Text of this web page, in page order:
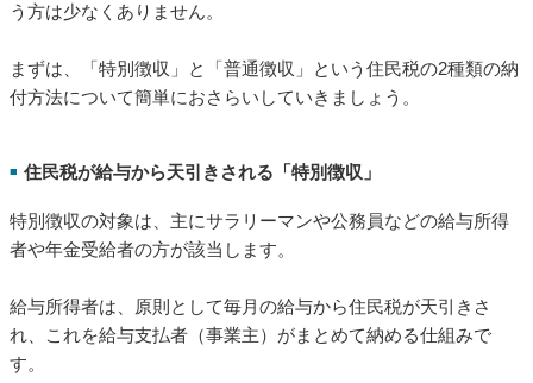
う方は少なくありません。
まずは、「特別徴収」と「普通徴収」という住民税の2種類の納
付方法について簡単におさらいしていきましょう。
■ 住民税が給与から天引きされる「特別徴収」
特別徴収の対象は、主にサラリーマンや公務員などの給与所得
者や年金受給者の方が該当します。
給与所得者は、原則として毎月の給与から住民税が天引きさ
れ、これを給与支払者（事業主）がまとめて納める仕組みで
す。